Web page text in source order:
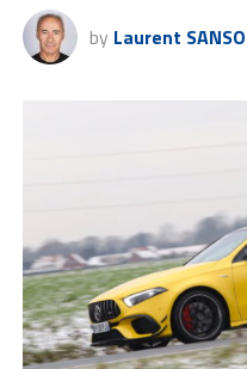
by Laurent